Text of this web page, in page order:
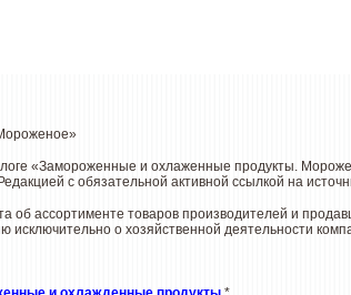
«Замороженные и охлаженные продукты.
с обязательной активной ссылкой на
ассортименте товаров производителей и
о хозяйственной деятельности